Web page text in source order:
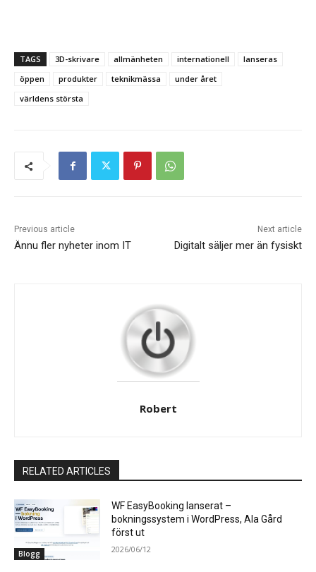
TAGS 3D-skrivare allmänheten internationell
lanseras
öppen
produkter teknikmässa
under året
världens största
Previous article
Ännu fler nyheter inom IT
Next article
Digitalt säljer mer än fysiskt
Robert
RELATED ARTICLES
Blogg
WF EasyBooking lanserat –
bokningssystem i WordPress, Ala Gård
först ut
2026/06/12